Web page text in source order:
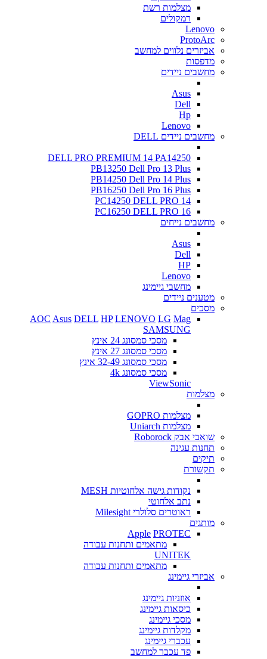
מצלמות רשת
רמקולים
Lenovo
ProtoArc
אביזרים נלווים למחשב
מדפסות
מחשבים ניידים
Asus
Dell
Hp
Lenovo
מחשבים ניידים DELL
DELL PRO PREMIUM 14 PA14250
PB13250 Dell Pro 13 Plus
PB14250 Dell Pro 14 Plus
PB16250 Dell Pro 16 Plus
PC14250 DELL PRO 14
PC16250 DELL PRO 16
מחשבים נייחים
Asus
Dell
HP
Lenovo
מחשבי גיימינג
מטענים ניידים
מסכים
AOC Asus DELL HP LENOVO LG Mag
SAMSUNG
מסכי סמסונג 24 אינץ
מסכי סמסונג 27 אינץ
מסכי סמסונג 32-49 אינץ
מסכי סמסונג 4k
ViewSonic
מצלמות
מצלמות GOPRO
מצלמות Uniarch
שואבי אבק Roborock
תחנות עגינה
תיקים
תקשורת
נקודות גישה אלחוטיות MESH
נתב אלחוטי
ראוטרים סלולרי Milesight
מותגים
Apple PROTEC
מתאמים ותחנות עבודה
UNITEK
מתאמים ותחנות עבודה
אביזרי גיימינג
אוזניות גיימינג
כיסאות גיימינג
מסכי גיימינג
מקלדות גיימינג
עכברי גיימינג
פד עכבר למחשב